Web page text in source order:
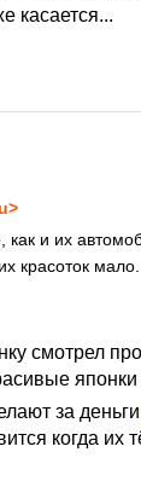
касается...
и их
красоток
смотрел
за деньги
когда их